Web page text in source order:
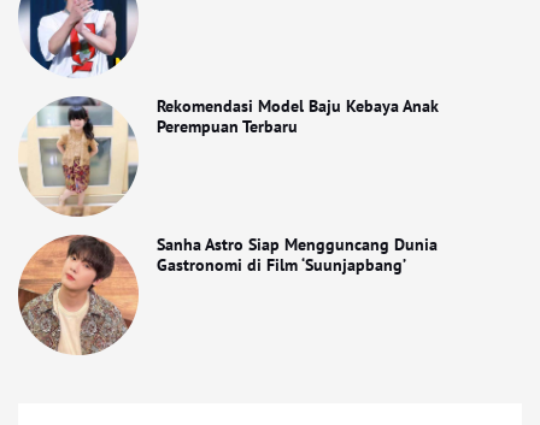
Rekomendasi Model Baju Kebaya Anak
Perempuan Terbaru
Sanha Astro Siap Mengguncang Dunia
Gastronomi di Film ‘Suunjapbang’